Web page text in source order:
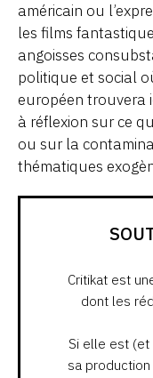
américain ou
les films
angoisses
politique et social
européen trouvera
à réflexion sur ce
ou sur la
thématiques
Critikat est
dont les
Si elle est
sa production